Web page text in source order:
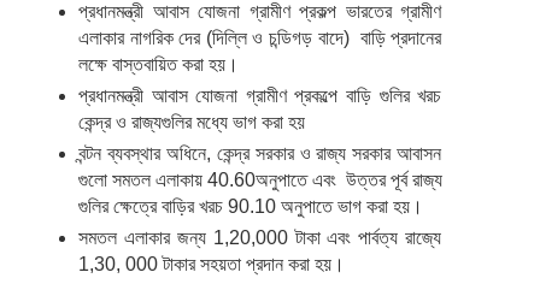
প্রধানমন্ত্রী আবাস যোজনা গ্রামীণ প্রকল্প ভারতের গ্রামীণ
এলাকার নাগরিক দের (দিল্লি ও চন্ডিগড় বাদে)  বাড়ি প্রদানের
লক্ষে বাস্তবায়িত করা হয়।
প্রধানমন্ত্রী আবাস যোজনা গ্রামীণ প্রকল্পে বাড়ি গুলির খরচ
কেন্দ্র ও রাজ্যগুলির মধ্যে ভাগ করা হয়
বন্টন ব্যবস্থার অধিনে, কেন্দ্র সরকার ও রাজ্য সরকার আবাসন
গুলো সমতল এলাকায় 40.60অনুপাতে এবং  উত্তর পূর্ব রাজ্য
গুলির ক্ষেত্রে বাড়ির খরচ 90.10 অনুপাতে ভাগ করা হয়।
সমতল এলাকার জন্য 1,20,000 টাকা এবং পার্বত্য রাজ্যে
1,30, 000 টাকার সহয়তা প্রদান করা হয়।